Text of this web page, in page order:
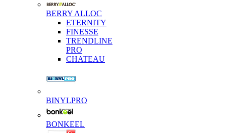
BERRY ALLOC
ETERNITY
FINESSE
TRENDLINE
PRO
CHATEAU
BINYLPRO
BONKEEL